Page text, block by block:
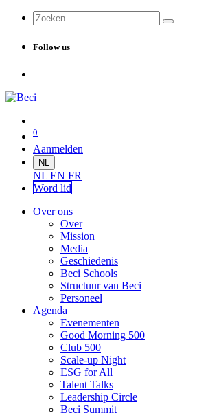
Follow us
0
Aanmelden
NL
NL EN FR
Word lid
Over ons
Over
Mission
Media
Geschiedenis
Beci Schools
Structuur van Beci
Personeel
Agenda
Evenementen
Good Morning 500
Club 500
Scale-up Night
ESG for All
Talent Talks
Leadership Circle
Beci Summit